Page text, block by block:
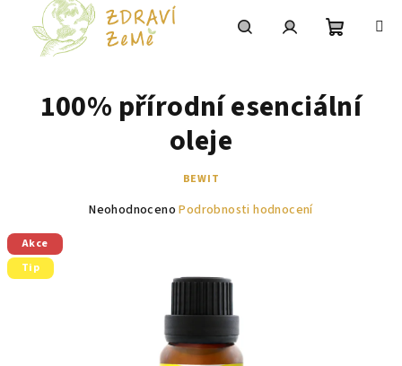
košík
100% přírodní esenciální
oleje
BEWIT
Průměrné
Neohodnoceno Podrobnosti hodnocení
Akce
Tip